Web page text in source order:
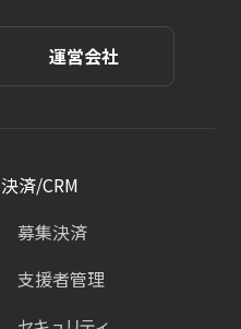
運営会社
決済/CRM
募集決済
支援者管理